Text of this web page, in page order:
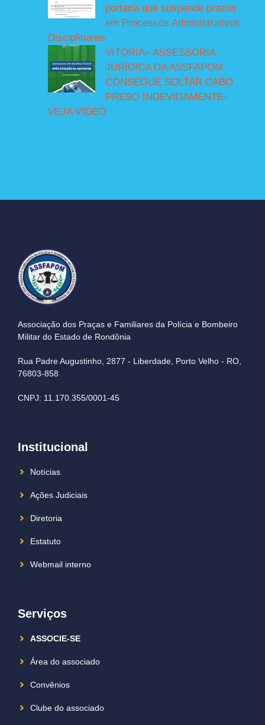
portaria que suspende prazos
em Processos Administrativos
Disciplinares
VITÓRIA– ASSESSORIA
JURÍDICA DA ASSFAPOM
CONSEGUE SOLTAR CABO
PRESO INDEVIDAMENTE-
VEJA VÍDEO
Associação dos Praças e Familiares da Polícia e Bombeiro
Militar do Estado de Rondônia
Rua Padre Augustinho, 2877 - Liberdade, Porto Velho - RO,
76803-858
CNPJ: 11.170.355/0001-45
Institucional
Notícias
Ações Judiciais
Diretoria
Estatuto
Webmail interno
Serviços
ASSOCIE-SE
Área do associado
Convênios
Clube do associado